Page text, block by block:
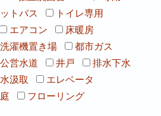
トバス
トイレ専用
エアコン
床暖房
濯機置き場
都市ガス
公営水道 井戸
排水下水
汲取
エレベータ
フローリング